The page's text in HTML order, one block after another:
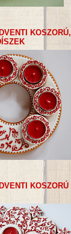
KOSZORÚ,
KOSZORÚ